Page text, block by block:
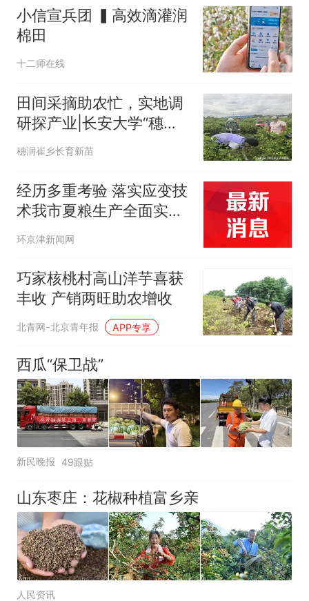
小信宣兵团 ▍高效滴灌润
棉田
十二师在线
田间采摘助农忙，实地调
研探产业|长安大学“穗润
崔乡，长育新苗”暑期社会
地调研特色农业发展
穗润崔乡长育新苗
经历多重考验 落实应变技
术我市夏粮生产全面实现
能种尽种
环京津新闻网
巧家核桃村高山洋芋喜获
丰收 产销两旺助农增收
北青网-北京青年报 APP专享
西瓜“保卫战”
新民晚报 49跟贴
山东枣庄：花椒种植富乡亲
人民资讯